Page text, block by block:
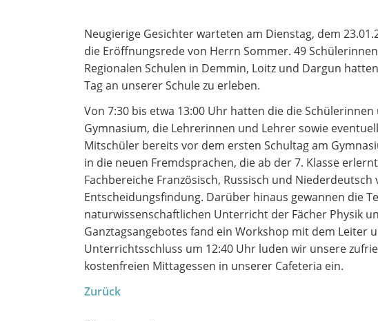
Neugierige Gesichter warteten am Dienstag, dem
die Eröffnungsrede von Herrn Sommer. 49
Regionalen Schulen in Demmin, Loitz und Dargun
Tag an unserer Schule zu erleben.
Von 7:30 bis etwa 13:00 Uhr hatten die die
Gymnasium, die Lehrerinnen und Lehrer sowie
Mitschüler bereits vor dem ersten Schultag am
in die neuen Fremdsprachen, die ab der 7. Klasse
Fachbereiche Französisch, Russisch und
Entscheidungsfindung. Darüber hinaus gewannen die
naturwissenschaftlichen Unterricht der Fächer Physik
Ganztagsangebotes fand ein Workshop mit dem Leiter
Unterrichtsschluss um 12:40 Uhr luden wir unsere
kostenfreien Mittagessen in unserer Cafeteria ein.
Zurück